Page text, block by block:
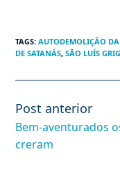
TAGS:AUTODEMOLIÇÃO
DE SATANÁS, SÃO LUÍS
Leia
mais
artigos
Post anterior
Bem-aventurados
creram